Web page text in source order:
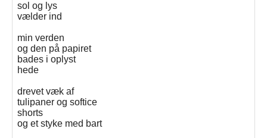
sol og lys
vælder ind
min verden
og den på papiret
bades i oplyst
hede
drevet væk af
tulipaner og softice
shorts
og et styke med bart